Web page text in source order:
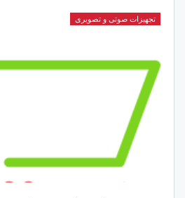
تجهیزات صوتی و تصویری